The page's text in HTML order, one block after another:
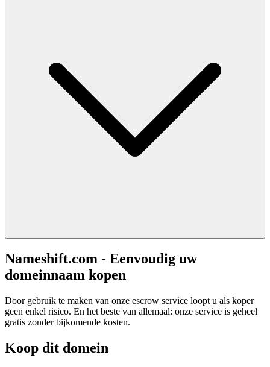
Nameshift.com - Eenvoudig uw
domeinnaam kopen
Door gebruik te maken van onze escrow service loopt u als koper
geen enkel risico. En het beste van allemaal: onze service is geheel
gratis zonder bijkomende kosten.
Koop dit domein